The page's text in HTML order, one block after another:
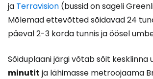
ja Terravision (bussid on sageli
Mõlemad ettevõtted sõidavad 24
päeval 2-3 korda tunnis ja öösel
Sõiduplaani järgi võtab sõit kesklinna
minutit ja lähimasse metroojaama